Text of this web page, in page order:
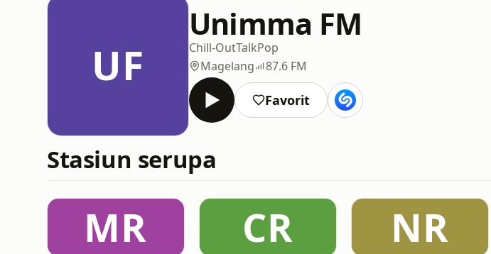
UF
Unimma FM
Chill-OutTalkPop
Magelang
87.6 FM
Favorit
Stasiun serupa
MR CR NR